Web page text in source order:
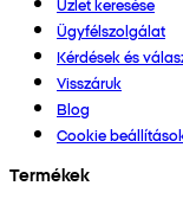
Üzlet keresése
Ügyfélszolgálat
Kérdések és
Visszáruk
Blog
Cookie
Termékek